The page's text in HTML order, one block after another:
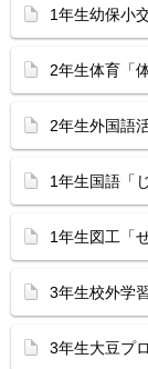
1年生幼保小
2年生体育「
2年生外国語
1年生国語「
1年生図工「
3年生校外学
3年生大豆プ